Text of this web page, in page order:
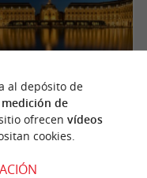
Espejo de agua
al depósito de
medición de
ofrecen vídeos
cookies.